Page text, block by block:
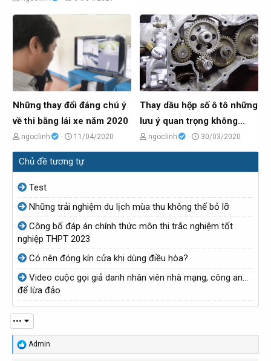
t
ạ
o
b
ở
ử
i
đ
ề
t
ạ
o
b
ở
y
g
ử
i
Những thay đổi đáng chú ý
về thi bằng lái xe năm 2020
C
h
ủ
đ
ề
t
ạ
o
b
ở
i
ngoclinh
N
g
à
g
ử
i
11/04/2020
Thay dầu hộp số ô tô những
lưu ý quan trọng không...
C
h
ề
t
ạ
b
ngoclinh
N
g
g
ử
i
30/03/2020
Chủ đề tương tự
Test
Những trải nghiệm du lịch mùa thu không thể bỏ lỡ
Công bố đáp án chính thức môn thi trắc nghiệm tốt
nghiệp THPT 2023
Có nên đóng kín cửa khi dùng điều hòa?
Video cuộc gọi giả danh nhân viên nhà mạng, công an...
để lừa đảo
•••
R
e
Admin